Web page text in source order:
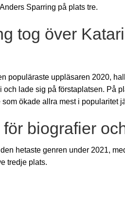
Sparring på plats tre.
tog över
populäraste uppläsaren 2020,
lade sig på förstaplatsen. På
ökade allra mest i popularitet
biografier
hetaste genren under 2021,
tredje plats.